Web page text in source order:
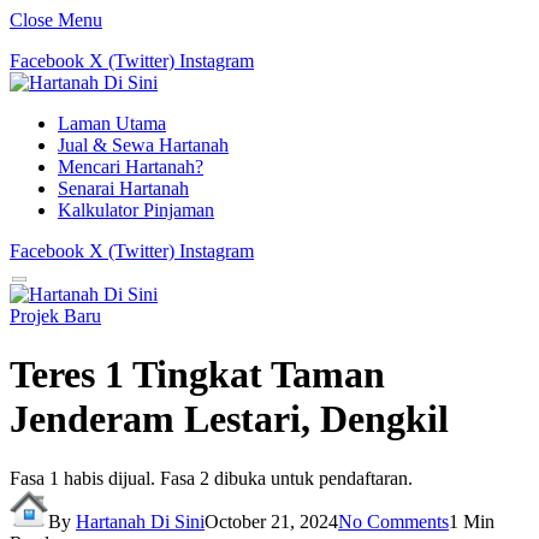
Close Menu
Facebook X (Twitter) Instagram
Laman Utama
Jual & Sewa Hartanah
Mencari Hartanah?
Senarai Hartanah
Kalkulator Pinjaman
Facebook X (Twitter) Instagram
Projek Baru
Teres 1 Tingkat Taman
Jenderam Lestari, Dengkil
Fasa 1 habis dijual. Fasa 2 dibuka untuk pendaftaran.
By Hartanah Di SiniOctober 21, 2024No Comments1 Min